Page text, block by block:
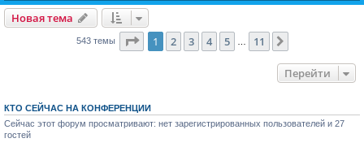
Новая тема
543 темы Страница из 11
1 2 3 4 5 … 11
Перейти
КТО СЕЙЧАС НА КОНФЕРЕНЦИИ
Сейчас этот форум просматривают: нет зарегистрированных пользователей и 27
гостей